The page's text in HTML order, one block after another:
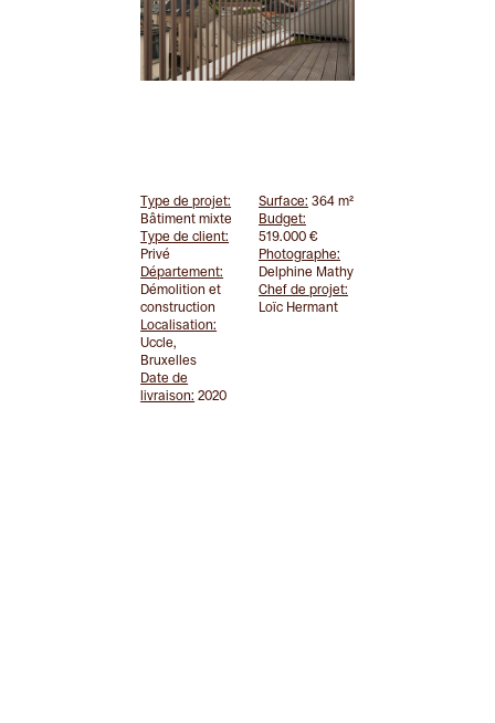
Type de projet:
Bâtiment mixte
Type de client:
Privé
Département:
Démolition et
construction
Localisation:
Uccle,
Bruxelles
Date de
livraison: 2020
Surface: 364 m²
Budget:
519.000 €
Photographe:
Delphine Mathy
Chef de projet:
Loïc Hermant